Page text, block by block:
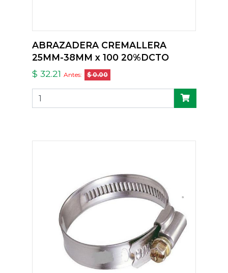
ABRAZADERA CREMALLERA
25MM-38MM x 100 20%DCTO
$ 32.21 Antes: $ 0.00